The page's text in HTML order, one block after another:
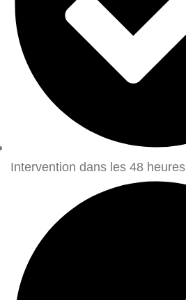
Intervention dans les 48 heures